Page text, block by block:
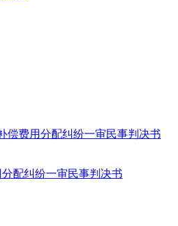
配纠纷一审民事判决书